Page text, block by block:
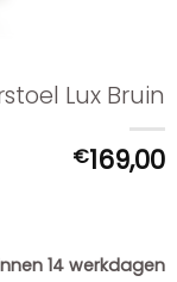
Lux Bruin
€169,00
14 werkdagen